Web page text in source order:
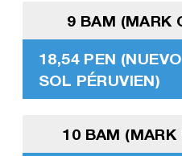
9 BAM (MARK
18,54 PEN (NUEVO
SOL PÉRUVIEN)
10 BAM (MARK